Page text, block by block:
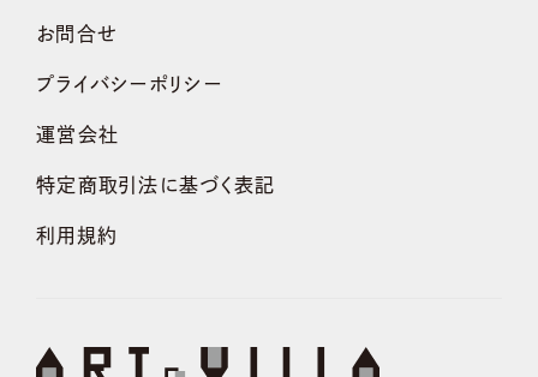
お問合せ
プライバシーポリシー
運営会社
特定商取引法に基づく表記
利用規約